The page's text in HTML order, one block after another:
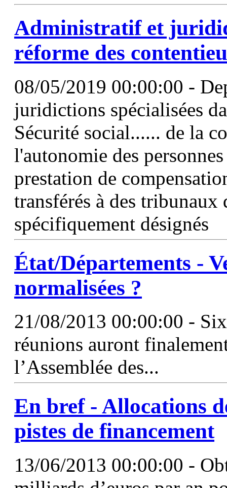
Administratif et
réforme des
08/05/2019 00:00:00 -
juridictions spécialisées
Sécurité social...... de la
l'autonomie des
prestation de
transférés à des
spécifiquement désignés
État/Départements -
normalisées ?
21/08/2013 00:00:00 -
réunions auront
l’Assemblée des...
En bref - Allocations
pistes de financement
13/06/2013 00:00:00 -